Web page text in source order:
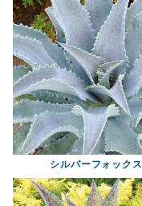
シルバーフォックス